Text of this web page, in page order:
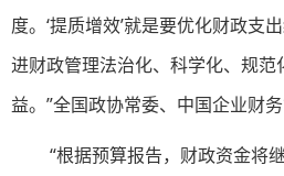
度。‘提质增效’就是要优化财政支
进财政管理法治化、科学化、规
益。”全国政协常委、中国企业财
“根据预算报告，财政资金将